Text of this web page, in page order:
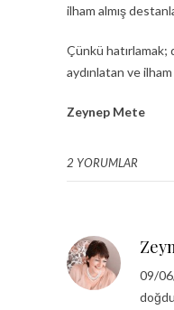
ilham almış
Çünkü hatırlamak;
aydınlatan ve
Zeynep Mete
2 YORUMLAR
09/